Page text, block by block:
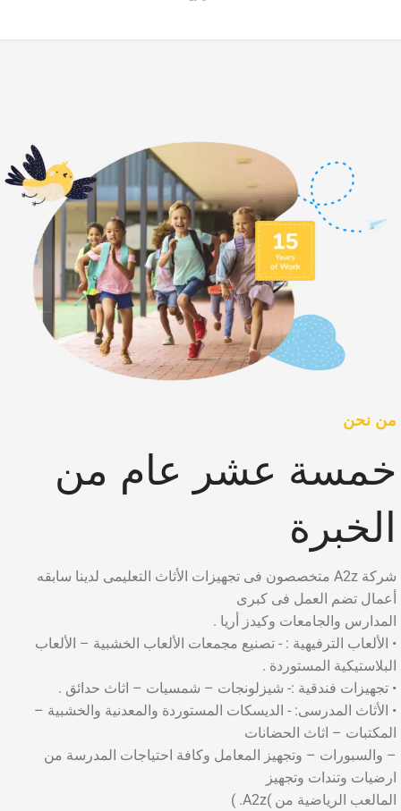
من نحن
خمسة عشر عام من
الخبرة
شركة A2z متخصصون فى تجهيزات الأثاث التعليمى لدينا سابقه
أعمال تضم العمل فى كبرى
المدارس والجامعات وكيدز أريا .
• الألعاب الترفيهية : - تصنيع مجمعات الألعاب الخشبية – الألعاب
البلاستيكية المستوردة .
• تجهيزات فندقية :- شيزلونجات – شمسيات – اثاث حدائق .
• الأثاث المدرسى: - الديسكات المستوردة والمعدنية والخشبية –
المكتبات – اثاث الحضانات
– والسبورات – وتجهيز المعامل وكافة احتياجات المدرسة من
ارضيات وتندات وتجهيز
المالعب الرياضية من )A2z. )